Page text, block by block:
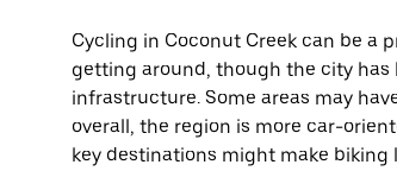
Cycling in Coconut Creek can be a
getting around, though the city
infrastructure. Some areas may
overall, the region is more car-
key destinations might make biking